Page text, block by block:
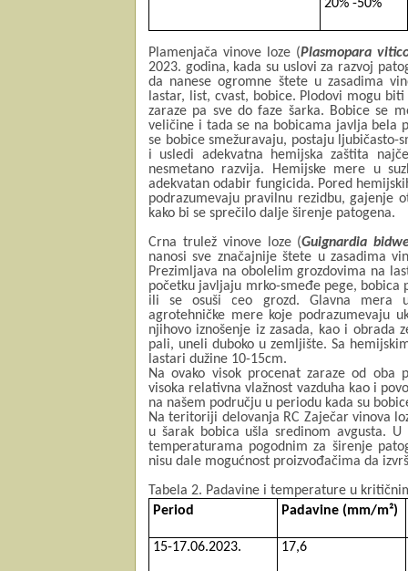
20% -50%
Plamenjača vinove loze (Plasmopara
2023. godina, kada su uslovi za razvoj
da nanese ogromne štete u zasadima
lastar, list, cvast, bobice. Plodovi mogu
zaraze pa sve do faze šarka. Bobice se
veličine i tada se na bobicama javlja bela
se bobice smežuravaju, postaju
i usledi adekvatna hemijska zaštita
nesmetano razvija. Hemijske mere u
adekvatan odabir fungicida. Pored
podrazumevaju pravilnu rezidbu, gajenje
kako bi se sprečilo dalje širenje patogena.
Crna trulež vinove loze (Guignardia
nanosi sve značajnije štete u zasadima
Prezimljava na obolelim grozdovima na
početku javljaju mrko-smeđe pege, bobica
ili se osuši ceo grozd. Glavna mera
agrotehničke mere koje podrazumevaju
njihovo iznošenje iz zasada, kao i obrada
pali, uneli duboko u zemljište. Sa
lastari dužine 10-15cm.
Na ovako visok procenat zaraze od oba
visoka relativna vlažnost vazduha kao i
na našem području u periodu kada su
Na teritoriji delovanja RC Zaječar vinova
u šarak bobica ušla sredinom avgusta.
temperaturama pogodnim za širenje
nisu dale mogućnost proizvođačima da
Tabela 2. Padavine i temperature u
Period
Padavine (mm/m²)
15-17.06.2023. 17,6